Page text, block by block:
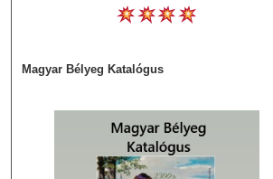
Magyar Bélyeg Katalógus